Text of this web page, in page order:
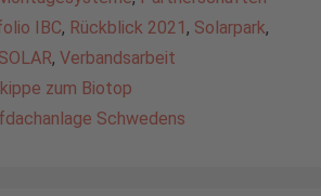
IBC, Rückblick 2021, Solarpark,
, Verbandsarbeit
zum Biotop
Schwedens